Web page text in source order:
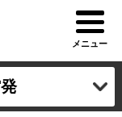
メニュー